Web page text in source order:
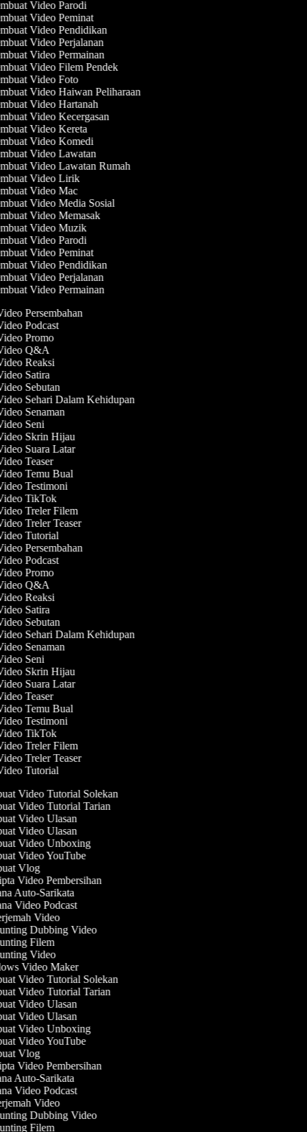
Video Parodi
Video Peminat
Video Pendidikan
Video Perjalanan
Video Permainan
Video Filem Pendek
Video Foto
Video Haiwan Peliharaan
Video Hartanah
Video Kecergasan
Video Kereta
Video Komedi
Video Lawatan
Video Lawatan Rumah
Video Lirik
Video Mac
Video Media Sosial
Video Memasak
Video Muzik
Video Parodi
Video Peminat
Video Pendidikan
Video Perjalanan
Video Permainan
Persembahan
Podcast
Promo
Q&A
Reaksi
Satira
Sebutan
Sehari Dalam Kehidupan
Senaman
Seni
Skrin Hijau
Suara Latar
Teaser
Temu Bual
Testimoni
TikTok
Treler Filem
Treler Teaser
Tutorial
Persembahan
Podcast
Promo
Q&A
Reaksi
Satira
Sebutan
Sehari Dalam Kehidupan
Senaman
Seni
Skrin Hijau
Suara Latar
Teaser
Temu Bual
Testimoni
TikTok
Treler Filem
Treler Teaser
Tutorial
Video Tutorial Solekan
Video Tutorial Tarian
Video Ulasan
Video Ulasan
Video Unboxing
Video YouTube
Vlog
Video Pembersihan
Auto-Sarikata
Video Podcast
Video
Dubbing Video
Filem
Video
Video Maker
Video Tutorial Solekan
Video Tutorial Tarian
Video Ulasan
Video Ulasan
Video Unboxing
Video YouTube
Vlog
Video Pembersihan
Auto-Sarikata
Video Podcast
Video
Dubbing Video
Filem